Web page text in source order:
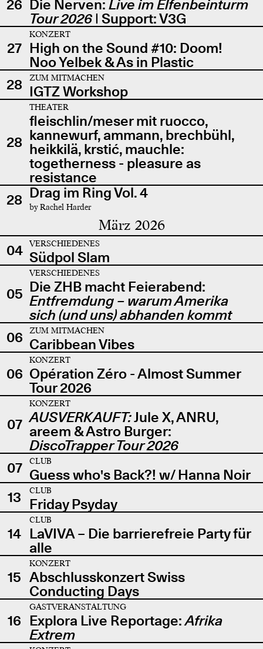
26 Die Nerven: Live im Elfenbeinturm
Tour 2026| Support: V3G
27
KONZERT
High on the Sound #10: Doom!
Noo Yelbek & As in Plastic
28
ZUM MITMACHEN
IGTZ Workshop
28
THEATER
fleischlin/meser mit ruocco,
kannewurf, ammann, brechbühl,
heikkilä, krstić, mauchle:
togetherness - pleasure as
resistance
28 Drag im Ring Vol. 4
by Rachel Harder
März 2026
04 VERSCHIEDENES
Südpol Slam
05
VERSCHIEDENES
Die ZHB macht Feierabend:
Entfremdung – warum Amerika
sich (und uns) abhanden kommt
06
ZUM MITMACHEN
Caribbean Vibes
06
KONZERT
Opération Zéro - Almost Summer
Tour 2026
07
KONZERT
AUSVERKAUFT:Jule X, ANRU,
areem & Astro Burger:
DiscoTrapper Tour 2026
07
CLUB
Guess who's Back?! w/ Hanna Noir
13
CLUB
Friday Psyday
14
CLUB
LaVIVA – Die barrierefreie Party für
alle
15
KONZERT
Abschlusskonzert Swiss
Conducting Days
16
GASTVERANSTALTUNG
Explora Live Reportage:Afrika
Extrem